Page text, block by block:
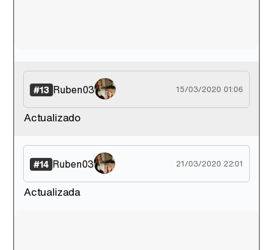
#13 Ruben03 15/03/2020 01:06
Actualizado
#14 Ruben03 21/03/2020 22:01
Actualizada